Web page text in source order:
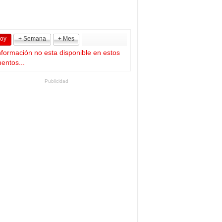
+ Semana + Mes
no esta disponible en estos
Publicidad